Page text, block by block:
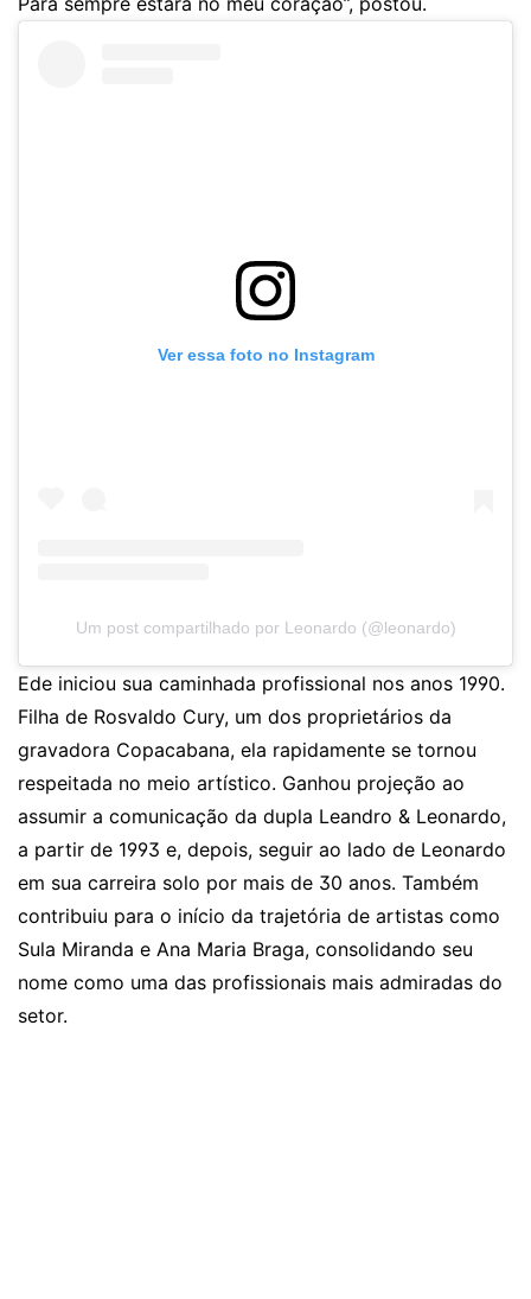
Ver essa foto no Instagram
Um post compartilhado por Leonardo (@leonardo)
Ede iniciou sua caminhada profissional nos anos 1990.
Filha de Rosvaldo Cury, um dos proprietários da
gravadora Copacabana, ela rapidamente se tornou
respeitada no meio artístico. Ganhou projeção ao
assumir a comunicação da dupla Leandro & Leonardo,
a partir de 1993 e, depois, seguir ao lado de Leonardo
em sua carreira solo por mais de 30 anos. Também
contribuiu para o início da trajetória de artistas como
Sula Miranda e Ana Maria Braga, consolidando seu
nome como uma das profissionais mais admiradas do
setor.